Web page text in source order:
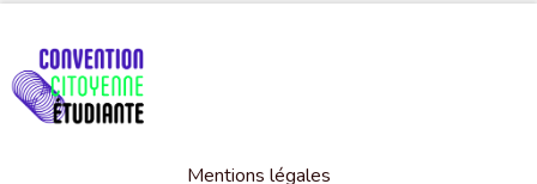
Mentions légales